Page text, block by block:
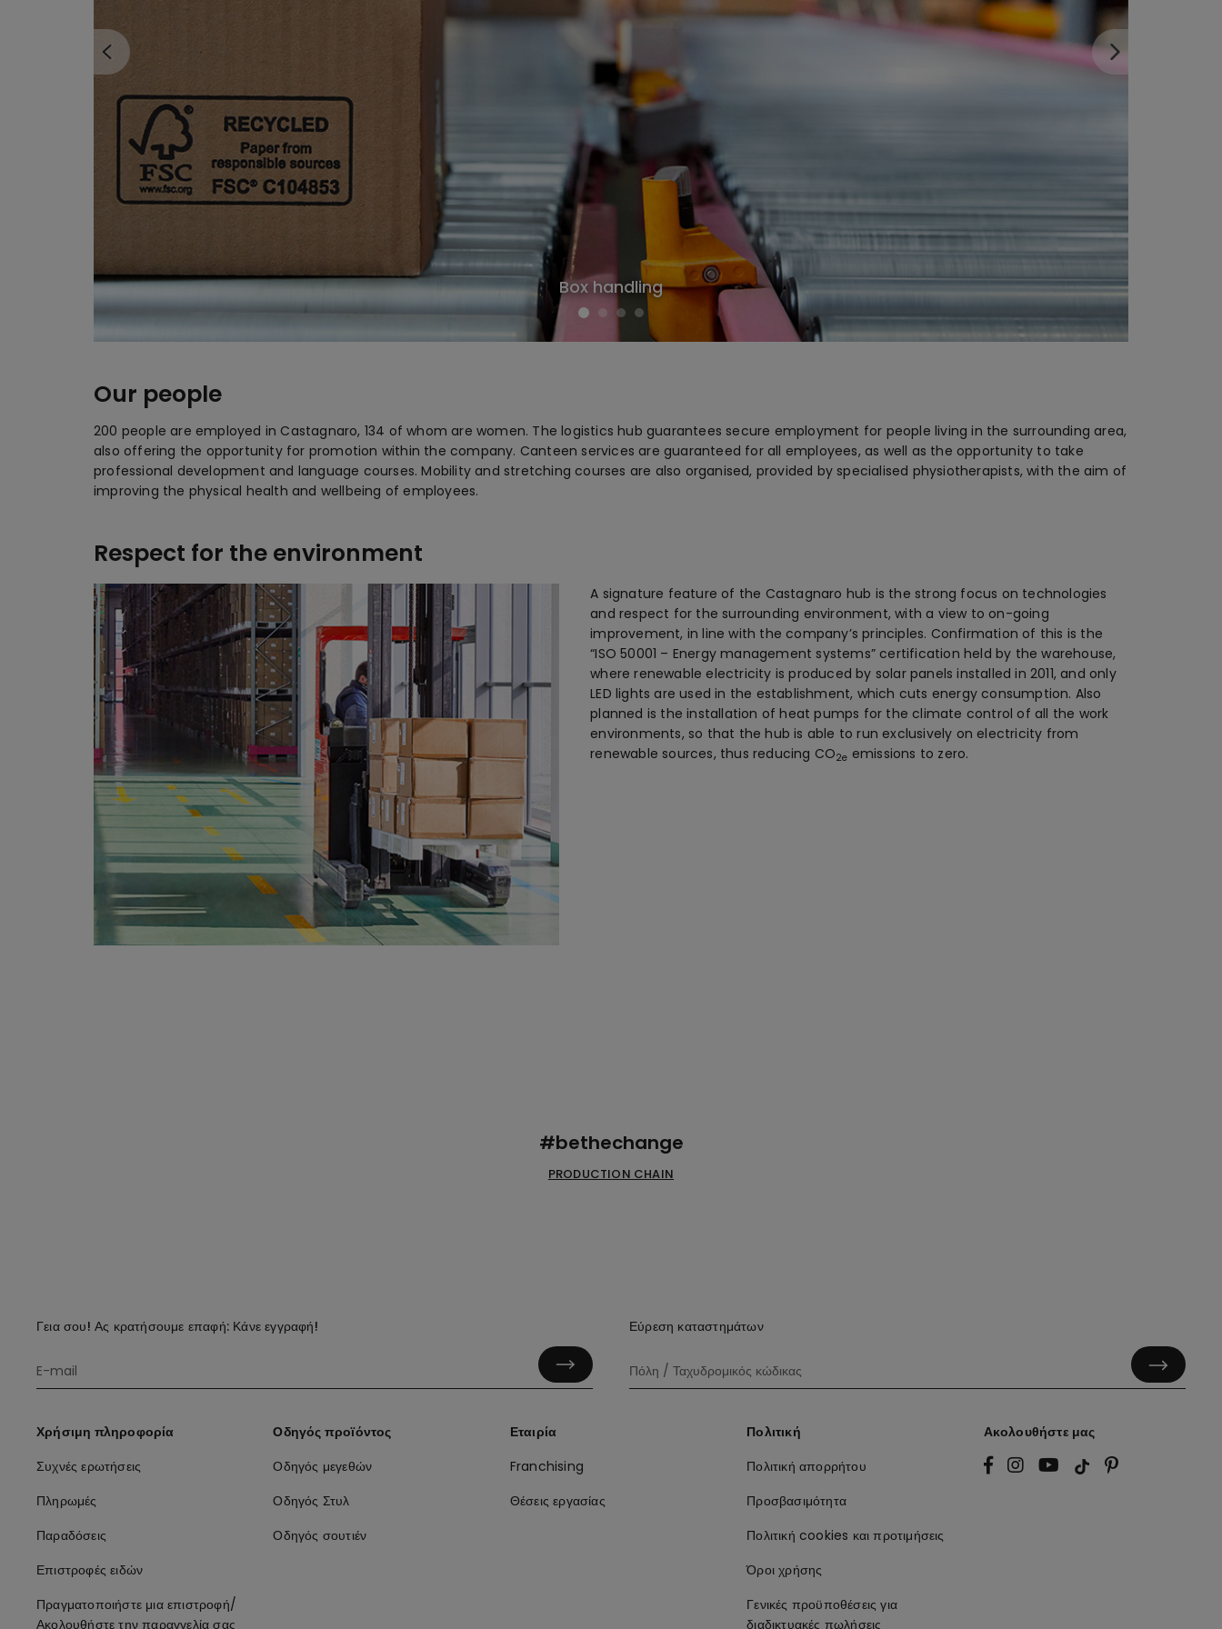
Box handling
Our people
200 people are employed in Castagnaro, 134 of whom are women. The logistics hub guarantees secure employment for people living in the surrounding area,
also offering the opportunity for promotion within the company. Canteen services are guaranteed for all employees, as well as the opportunity to take
professional development and language courses. Mobility and stretching courses are also organised, provided by specialised physiotherapists, with the aim of
improving the physical health and wellbeing of employees.
Respect for the environment
A signature feature of the Castagnaro hub is the strong focus on technologies
and respect for the surrounding environment, with a view to on-going
improvement, in line with the company’s principles. Confirmation of this is the
“ISO 50001 – Energy management systems” certification held by the warehouse,
where renewable electricity is produced by solar panels installed in 2011, and only
LED lights are used in the establishment, which cuts energy consumption. Also
planned is the installation of heat pumps for the climate control of all the work
environments, so that the hub is able to run exclusively on electricity from
renewable sources, thus reducing CO2e emissions to zero.
#bethechange
PRODUCTION CHAIN
Γεια σου! Ας κρατήσουμε επαφή: Κάνε εγγραφή! Εύρεση καταστημάτων
Χρήσιμη πληροφορία
Συχνές ερωτήσεις
Πληρωμές
Παραδόσεις
Επιστροφές ειδών
Πραγματοποιήστε μια επιστροφή/
Ακολουθήστε την παραγγελία σας
Οδηγός προϊόντος
Οδηγός μεγεθών
Οδηγός Στυλ
Οδηγός σουτιέν
Εταιρία
Franchising
Θέσεις εργασίας
Πολιτική
Πολιτική απορρήτου
Προσβασιμότητα
Πολιτική cookies και προτιμήσεις
Όροι χρήσης
Γενικές προϋποθέσεις για
διαδικτυακές πωλήσεις
Ακολουθήστε μας